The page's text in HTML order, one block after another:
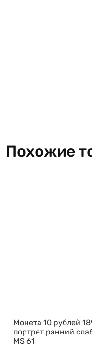
Похожие
Монета 10 рублей
портрет ранний
MS 61